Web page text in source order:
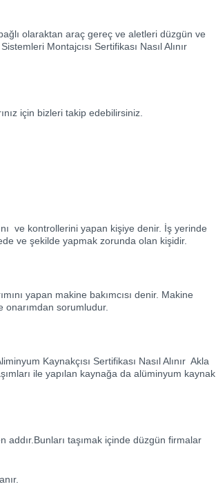
olaraktan araç gereç ve aletleri düzgün ve
Montajcısı Sertifikası Nasıl Alınır
için bizleri takip edebilirsiniz.
ve kontrollerini yapan kişiye denir. İş yerinde
ve şekilde yapmak zorunda olan kişidir.
yapan makine bakımcısı denir. Makine
onarımdan sorumludur.
Kaynakçısı Sertifikası Nasıl Alınır Akla
ile yapılan kaynağa da alüminyum kaynak
addır.Bunları taşımak içinde düzgün firmalar